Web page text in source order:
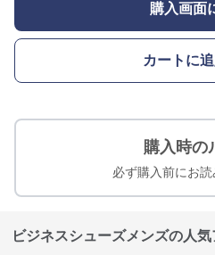
購入画面
カートに
購入時の
必ず購入前にお読
ビジネスシューズメンズの人気